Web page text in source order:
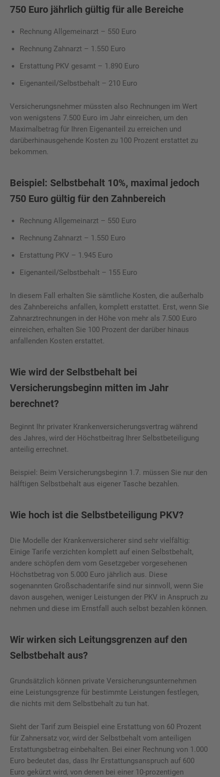
750 Euro jährlich gültig für alle Bereiche
Rechnung Allgemeinarzt – 550 Euro
Rechnung Zahnarzt – 1.550 Euro
Erstattung PKV gesamt – 1.890 Euro
Eigenanteil/Selbstbehalt – 210 Euro
Versicherungsnehmer müssten also Rechnungen im Wert
von wenigstens 7.500 Euro im Jahr einreichen, um den
Maximalbetrag für Ihren Eigenanteil zu erreichen und
darüberhinausgehende Kosten zu 100 Prozent erstattet zu
bekommen.
Beispiel: Selbstbehalt 10%, maximal jedoch
750 Euro gültig für den Zahnbereich
Rechnung Allgemeinarzt – 550 Euro
Rechnung Zahnarzt – 1.550 Euro
Erstattung PKV – 1.945 Euro
Eigenanteil/Selbstbehalt – 155 Euro
In diesem Fall erhalten Sie sämtliche Kosten, die außerhalb
des Zahnbereichs anfallen, komplett erstattet. Erst, wenn Sie
Zahnarztrechnungen in der Höhe von mehr als 7.500 Euro
einreichen, erhalten Sie 100 Prozent der darüber hinaus
anfallenden Kosten erstattet.
Wie wird der Selbstbehalt bei
Versicherungsbeginn mitten im Jahr
berechnet?
Beginnt Ihr privater Krankenversicherungsvertrag während
des Jahres, wird der Höchstbeitrag Ihrer Selbstbeteiligung
anteilig errechnet.
Beispiel: Beim Versicherungsbeginn 1.7. müssen Sie nur den
hälftigen Selbstbehalt aus eigener Tasche bezahlen.
Wie hoch ist die Selbstbeteiligung PKV?
Die Modelle der Krankenversicherer sind sehr vielfältig:
Einige Tarife verzichten komplett auf einen Selbstbehalt,
andere schöpfen dem vom Gesetzgeber vorgesehenen
Höchstbetrag von 5.000 Euro jährlich aus. Diese
sogenannten Großschadentarife sind nur sinnvoll, wenn Sie
davon ausgehen, weniger Leistungen der PKV in Anspruch zu
nehmen und diese im Ernstfall auch selbst bezahlen können.
Wir wirken sich Leitungsgrenzen auf den
Selbstbehalt aus?
Grundsätzlich können private Versicherungsunternehmen
eine Leistungsgrenze für bestimmte Leistungen festlegen,
die nichts mit dem Selbstbehalt zu tun hat.
Sieht der Tarif zum Beispiel eine Erstattung von 60 Prozent
für Zahnersatz vor, wird der Selbstbehalt vom anteiligen
Erstattungsbetrag einbehalten. Bei einer Rechnung von 1.000
Euro bedeutet das, dass Ihr Erstattungsanspruch auf 600
Euro gekürzt wird, von denen bei einer 10-prozentigen